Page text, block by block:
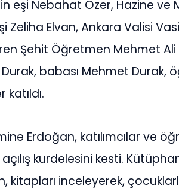
eşi Nebahat Özer, Hazine ve
Zeliha Elvan, Ankara Valisi
Şehit Öğretmen Mehmet Ali
babası Mehmet Durak,
Erdoğan, katılımcılar ve
kurdelesini kesti.
kitapları inceleyerek,